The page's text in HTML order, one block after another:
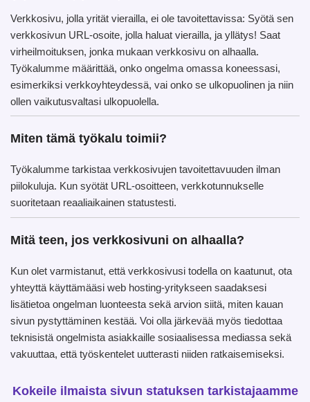
Verkkosivu, jolla yrität vierailla, ei ole tavoitettavissa: Syötä sen
verkkosivun URL-osoite, jolla haluat vierailla, ja yllätys! Saat
virheilmoituksen, jonka mukaan verkkosivu on alhaalla.
Työkalumme määrittää, onko ongelma omassa koneessasi,
esimerkiksi verkkoyhteydessä, vai onko se ulkopuolinen ja niin
ollen vaikutusvaltasi ulkopuolella.
Miten tämä työkalu toimii?
Työkalumme tarkistaa verkkosivujen tavoitettavuuden ilman
piilokuluja. Kun syötät URL-osoitteen, verkkotunnukselle
suoritetaan reaaliaikainen statustesti.
Mitä teen, jos verkkosivuni on alhaalla?
Kun olet varmistanut, että verkkosivusi todella on kaatunut, ota
yhteyttä käyttämääsi web hosting-yritykseen saadaksesi
lisätietoa ongelman luonteesta sekä arvion siitä, miten kauan
sivun pystyttäminen kestää. Voi olla järkevää myös tiedottaa
teknisistä ongelmista asiakkaille sosiaalisessa mediassa sekä
vakuuttaa, että työskentelet uutterasti niiden ratkaisemiseksi.
Kokeile ilmaista sivun statuksen tarkistajaamme